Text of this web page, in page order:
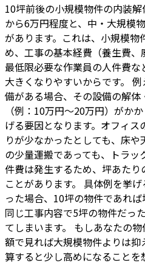
10坪前後の小規模物件の内装
から6万円程度と、中・大規模
があります。これは、小規模
め、工事の基本経費（養生費、
最低限必要な作業員の人件費
大きくなりやすいからです。
備がある場合、その設備の解
（例：10万円～20万円）がか
げる要因となります。オフィ
りが少なかったとしても、床
の少量運搬であっても、トラ
件費は発生するため、坪あた
ことがあります。 具体例を挙
った場合、10坪の物件であれ
同じ工事内容で5坪の物件だっ
てしまいます。 もしあなたの
額で見れば大規模物件よりは
算すると少し高めになることを